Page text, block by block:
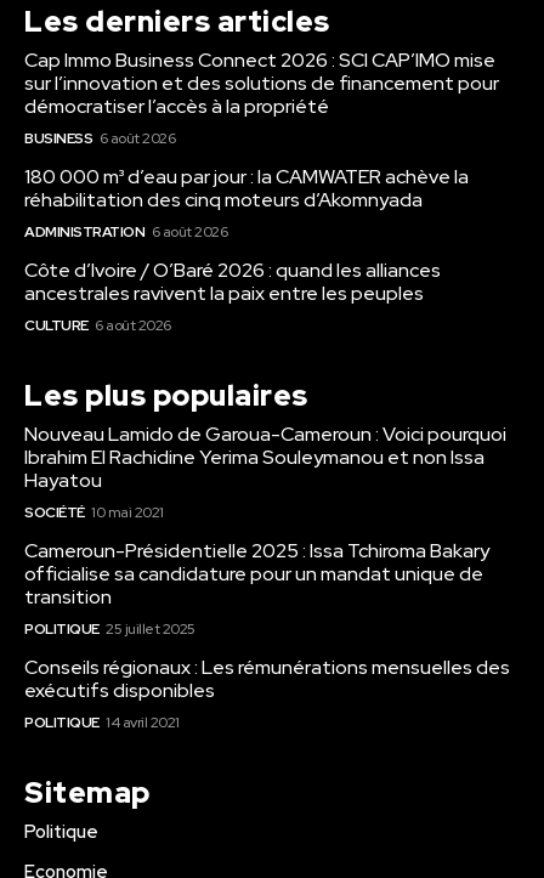
Les derniers articles
Cap Immo Business Connect 2026 : SCI CAP’IMO mise
sur l’innovation et des solutions de financement pour
démocratiser l’accès à la propriété
BUSINESS 6 août 2026
180 000 m³ d’eau par jour : la CAMWATER achève la
réhabilitation des cinq moteurs d’Akomnyada
ADMINISTRATION 6 août 2026
Côte d’Ivoire / O’Baré 2026 : quand les alliances
ancestrales ravivent la paix entre les peuples
CULTURE 6 août 2026
Les plus populaires
Nouveau Lamido de Garoua-Cameroun : Voici pourquoi
Ibrahim El Rachidine Yerima Souleymanou et non Issa
Hayatou
SOCIÉTÉ 10 mai 2021
Cameroun-Présidentielle 2025 : Issa Tchiroma Bakary
officialise sa candidature pour un mandat unique de
transition
POLITIQUE 25 juillet 2025
Conseils régionaux : Les rémunérations mensuelles des
exécutifs disponibles
POLITIQUE 14 avril 2021
Sitemap
Politique
Economie